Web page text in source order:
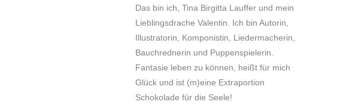
Das bin ich, Tina Birgitta Lauffer und mein
Lieblingsdrache Valentin. Ich bin Autorin,
Illustratorin, Komponistin, Liedermacherin,
Bauchrednerin und Puppenspielerin.
Fantasie leben zu können, heißt für mich
Glück und ist (m)eine Extraportion
Schokolade für die Seele!